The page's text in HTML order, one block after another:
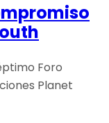
Foro
Planet